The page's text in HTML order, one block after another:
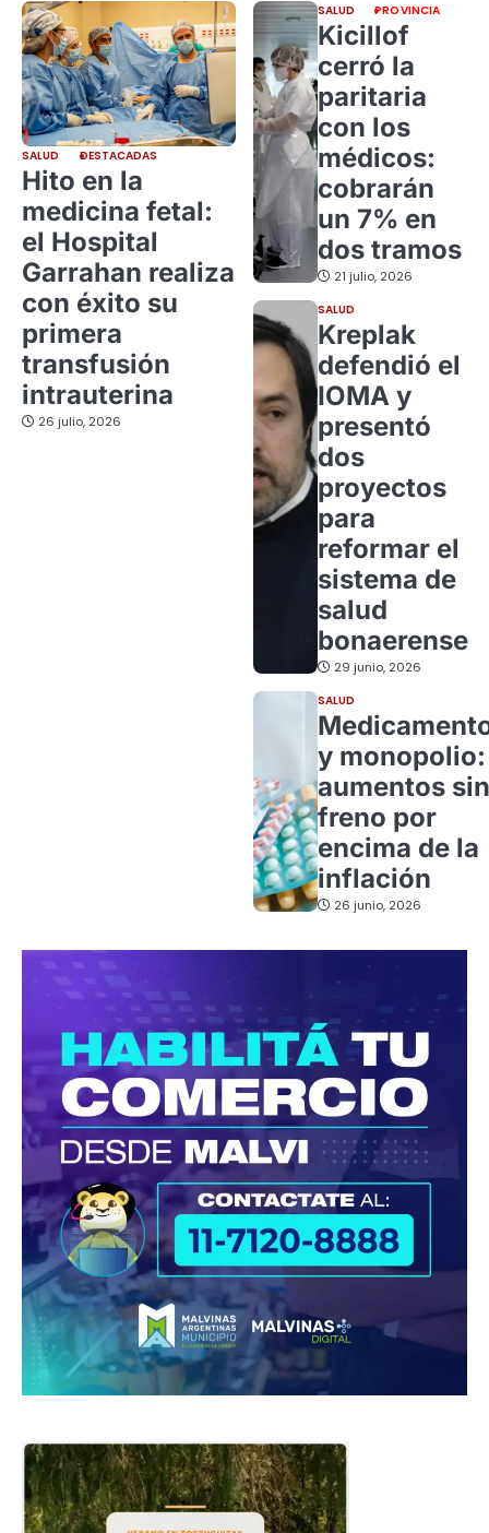
SALUD DESTACADAS
Hito en la
medicina fetal:
el Hospital
Garrahan realiza
con éxito su
primera
transfusión
intrauterina
26 julio, 2026
SALUD PROVINCIA
Kicillof
cerró la
paritaria
con los
médicos:
cobrarán
un 7% en
dos tramos
21 julio, 2026
SALUD
Kreplak
defendió el
IOMA y
presentó
dos
proyectos
para
reformar el
sistema de
salud
bonaerense
29 junio, 2026
SALUD
y monopolio:
aumentos sin
freno por
encima de la
inflación
26 junio, 2026